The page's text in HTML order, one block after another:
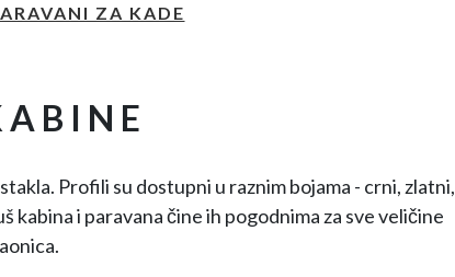
ZA KADE
Profili su dostupni u raznim bojama - crni, zlatni,
kabina i paravana čine ih pogodnima za sve veličine